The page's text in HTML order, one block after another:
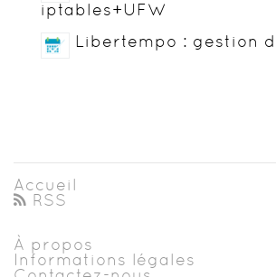
iptables+UFW
Libertempo : gestion
Accueil
RSS
À propos
Informations légales